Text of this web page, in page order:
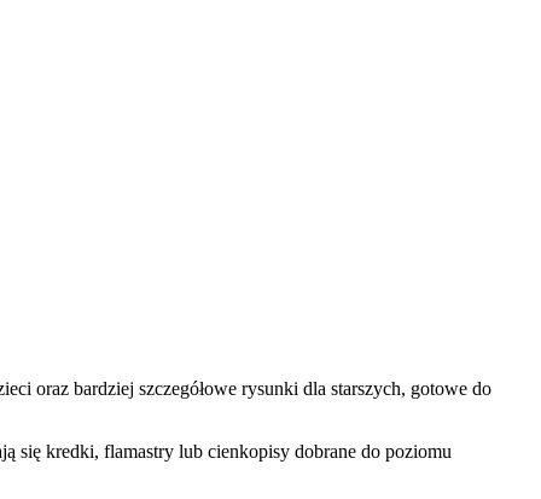
oraz bardziej szczegółowe rysunki dla starszych, gotowe do
się kredki, flamastry lub cienkopisy dobrane do poziomu